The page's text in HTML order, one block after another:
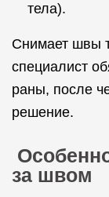
тела).
Снимает швы
специалист
раны, после
решение.
за швом